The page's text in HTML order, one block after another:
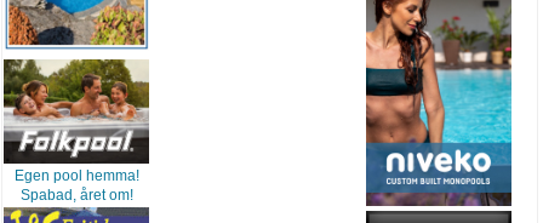
Egen pool hemma!
Spabad, året om!